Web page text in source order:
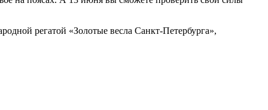
регатой «Золотые весла Санкт-Петербурга»,